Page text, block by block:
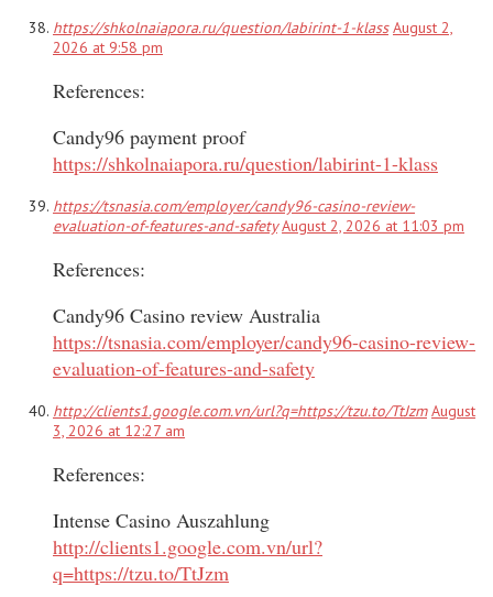
https://shkolnaiapora.ru/question/labirint-1-klass August 2,
2026 at 9:58 pm
References:
Candy96 payment proof
https://shkolnaiapora.ru/question/labirint-1-klass
https://tsnasia.com/employer/candy96-casino-review-
evaluation-of-features-and-safety August 2, 2026 at 11:03 pm
References:
Candy96 Casino review Australia
https://tsnasia.com/employer/candy96-casino-review-
evaluation-of-features-and-safety
http://clients1.google.com.vn/url?q=https://tzu.to/TtJzm August
3, 2026 at 12:27 am
References:
Intense Casino Auszahlung
http://clients1.google.com.vn/url?
q=https://tzu.to/TtJzm